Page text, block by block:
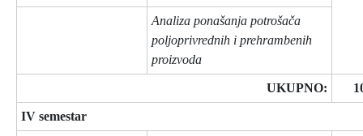
Analiza ponašanja potrošača
poljoprivrednih i prehrambenih
proizvoda
UKUPNO:
IV semestar